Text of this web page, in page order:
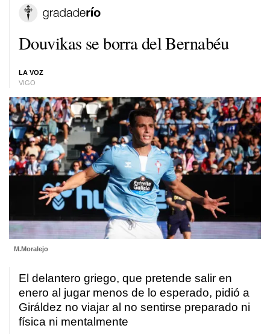
Douvikas se borra del Bernabéu
LA VOZ
VIGO
M.Moralejo
El delantero griego, que pretende salir en
enero al jugar menos de lo esperado, pidió a
Giráldez no viajar al no sentirse preparado ni
física ni mentalmente